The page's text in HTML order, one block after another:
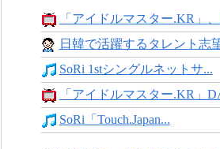
「アイドルマスター.KR」
日韓で活躍するタレント志
SoRi 1stシングルネットサ...
「アイドルマスター.KR」
SoRi「Touch.Japan...